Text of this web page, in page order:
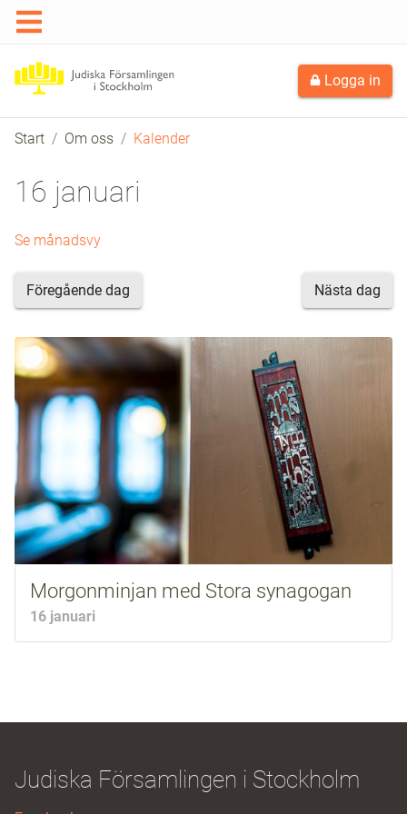
Logga in
Start Om oss Kalender
16 januari
Se månadsvy
Föregående dag Nästa dag
Morgonminjan med Stora synagogan
16 januari
Judiska Församlingen i Stockholm